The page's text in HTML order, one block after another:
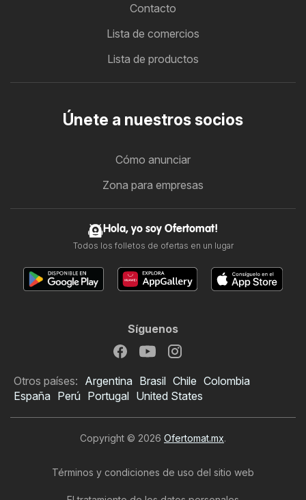
Contacto
Lista de comercios
Lista de productos
Únete a nuestros socios
Cómo anunciar
Zona para empresas
Hola, yo soy Ofertomat!
Todos los folletos de ofertas en un lugar
Síguenos
Otros países: Argentina Brasil Chile Colombia
España Perú Portugal United States
Copyright © 2026 Ofertomat.mx.
Términos y condiciones de uso del sitio web